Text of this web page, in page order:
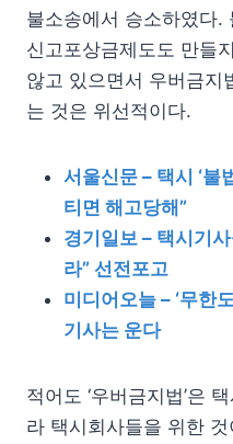
불소송에서 승소하였다.
신고포상금제도도 만들
않고 있으면서 우버금지
는 것은 위선적이다.
서울신문 – 택시 ‘불
티면 해고당해”
경기일보 – 택시기
라” 선전포고
미디어오늘 – ‘무한
기사는 운다
적어도 ‘우버금지법’은
라 택시회사들을 위한